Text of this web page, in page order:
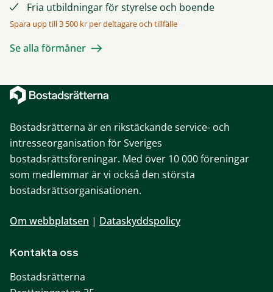
Fria utbildningar för styrelse och boende
Spara upp till 3 500 kr per deltagare och tillfälle
Se alla förmåner
Bostadsrätterna är en rikstäckande service- och
intresseorganisation för Sveriges
bostadsrättsföreningar. Med över 10 000 föreningar
som medlemmar är vi också den största
bostadsrättsorganisationen.
Om webbplatsen | Dataskyddspolicy
Kontakta oss
Bostadsrätterna